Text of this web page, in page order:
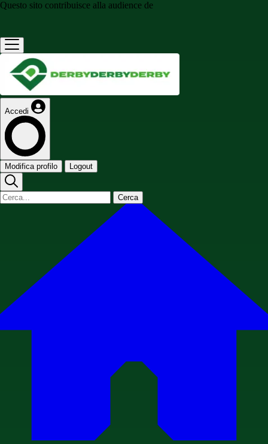
Questo sito contribuisce alla audience de
Accedi
Modifica profilo Logout
Cerca